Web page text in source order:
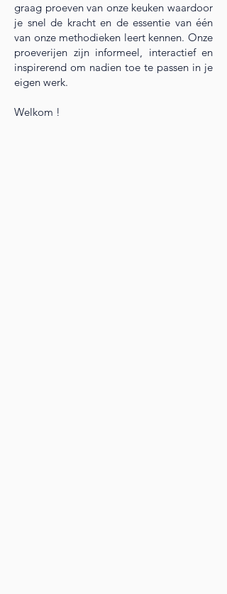
graag proeven van onze keuken waardoor
je snel de kracht en de essentie van één
van onze methodieken leert kennen. Onze
proeverijen zijn informeel, interactief en
inspirerend om nadien toe te passen in je
eigen werk.
Welkom !